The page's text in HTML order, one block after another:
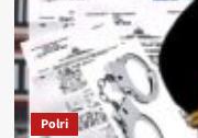
Polri